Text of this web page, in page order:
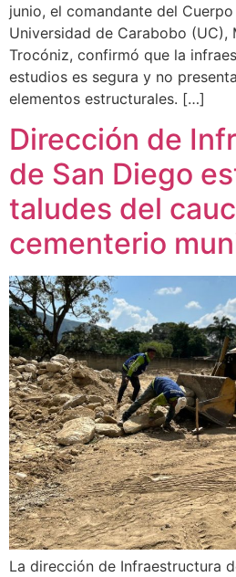
junio, el comandante del
Universidad de Carabobo (UC),
Trocóniz, confirmó que la
estudios es segura y no
elementos estructurales. […]
Dirección de
de San Diego
taludes del
cementerio
La dirección de Infraestructura